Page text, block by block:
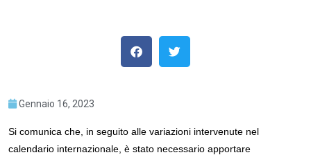
Gennaio 16, 2023
Si comunica che, in seguito alle variazioni intervenute nel
calendario internazionale, è stato necessario apportare